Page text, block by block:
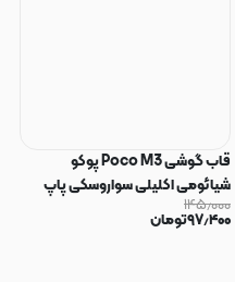
قاب گوشی Poco M3 پوکو
شیائومی اکلیلی سواروسکی پاپ
سوکت دار محافظ لنز دار صورتی کد
۱۴۵٫۰۰۰
۹۷٫۴۰۰تومان